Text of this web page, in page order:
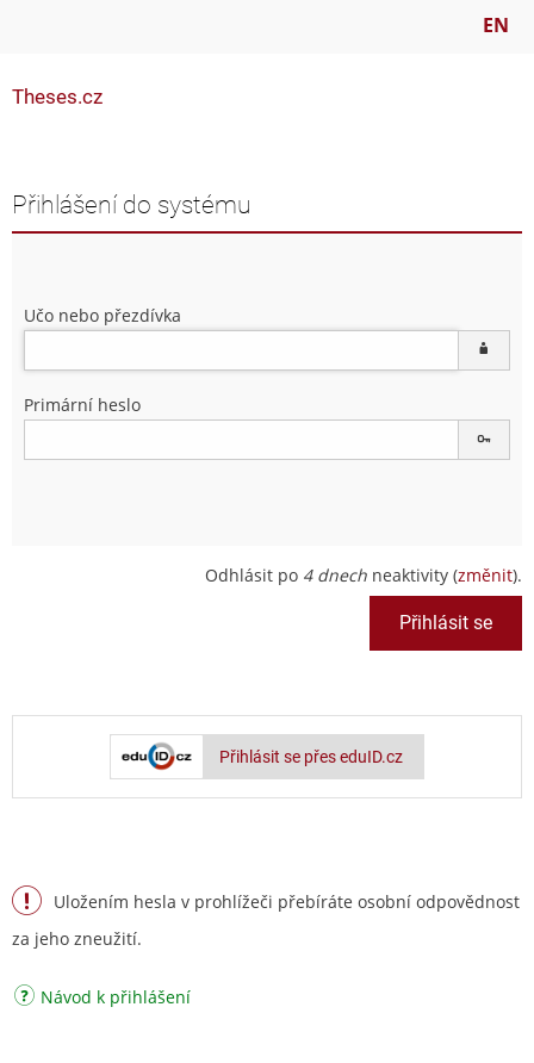
EN
Theses.cz
Přihlášení do systému
Učo nebo přezdívka
Primární heslo
Odhlásit po 4 dnech neaktivity (změnit).
Přihlásit se přes eduID.cz
Uložením hesla v prohlížeči přebíráte osobní odpovědnost
za jeho zneužití.
Návod k přihlášení